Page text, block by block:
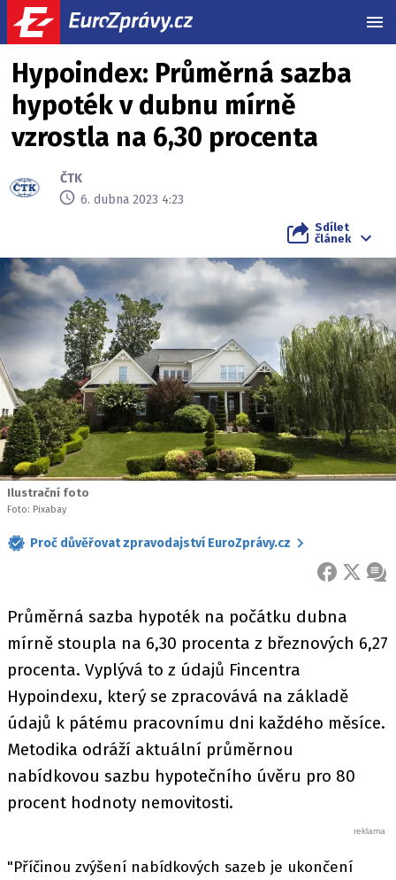
Hypoindex: Průměrná sazba
hypoték v dubnu mírně
vzrostla na 6,30 procenta
ČTK
6. dubna 2023 4:23
Sdílet
článek
Ilustrační foto
Foto: Pixabay
Proč důvěřovat zpravodajství EuroZprávy.cz
FACEBOOK
X
Průměrná sazba hypoték na počátku dubna
mírně stoupla na 6,30 procenta z březnových 6,27
procenta. Vyplývá to z údajů Fincentra
Hypoindexu, který se zpracovává na základě
údajů k pátému pracovnímu dni každého měsíce.
Metodika odráží aktuální průměrnou
nabídkovou sazbu hypotečního úvěru pro 80
procent hodnoty nemovitosti.
"Příčinou zvýšení nabídkových sazeb je ukončení